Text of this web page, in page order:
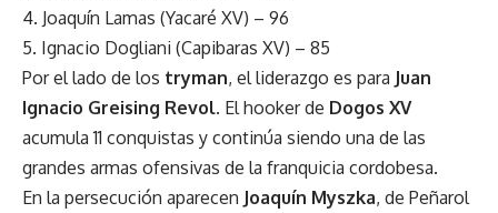
4. Joaquín Lamas (Yacaré XV) – 96
5. Ignacio Dogliani (Capibaras XV) – 85
Por el lado de los tryman, el liderazgo es para Juan
Ignacio Greising Revol. El hooker de Dogos XV
acumula 11 conquistas y continúa siendo una de las
grandes armas ofensivas de la franquicia cordobesa.
En la persecución aparecen Joaquín Myszka, de Peñarol